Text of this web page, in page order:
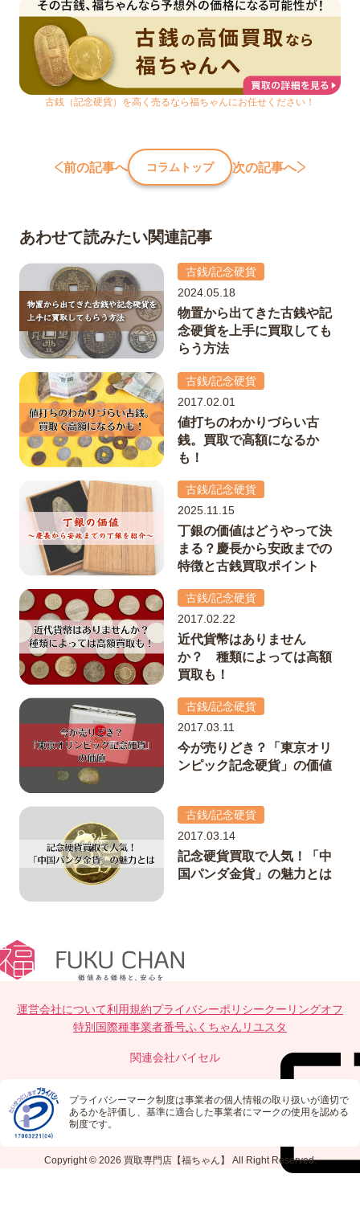
古銭（記念硬貨）を高く売るなら福ちゃんにお任せください！
前の記事へ コラムトップ 次の記事へ
あわせて読みたい関連記事
古銭/記念硬貨
2024.05.18
物置から出てきた古銭や記
念硬貨を上手に買取しても
らう方法
古銭/記念硬貨
2017.02.01
値打ちのわかりづらい古
銭。買取で高額になるか
も！
古銭/記念硬貨
2025.11.15
丁銀の価値はどうやって決
まる？慶長から安政までの
特徴と古銭買取ポイント
古銭/記念硬貨
2017.02.22
近代貨幣はありません
か？ 種類によっては高額
買取も！
古銭/記念硬貨
2017.03.11
今が売りどき？「東京オリ
ンピック記念硬貨」の価値
古銭/記念硬貨
2017.03.14
記念硬貨買取で人気！「中
国パンダ金貨」の魅力とは
運営会社について利用規約プライバシーポリシークーリングオフ
特別国際種事業者番号ふくちゃんリユスタ
関連会社バイセル
プライバシーマーク制度は事業者の個人情報の取り扱いが適切で
あるかを評価し、基準に適合した事業者にマークの使用を認める
制度です。
Copyright © 2026 買取専門店【福ちゃん】 All Right Reserved.